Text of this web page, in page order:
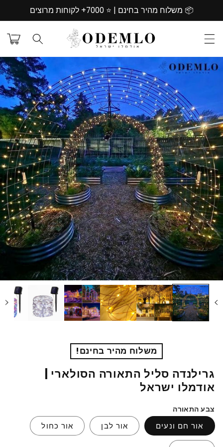
דילוג
לתוכן
📦 משלוח מהיר בחינם | ⭐️ 7000+ לקוחות מרוצים
עגלת
קניות
דילוג
למידע
משלוח מהיר בחינם!
גרילנדה סליל התאורה הסולארי |
אודמלו ישראל
צבע התאורה
אור חם ונעים אור לבן אור כחול